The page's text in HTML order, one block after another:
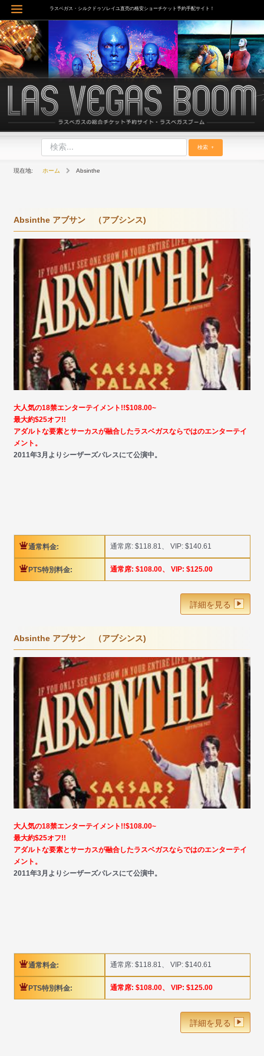
を
ス
キ
ッ
プ
Main
Menu
ラスベガス・シルクドゥソレイユ直売の格安ショーチケット予約手配サイト！
検索
ホーム Absinthe
Absinthe アブサン （アブシンス)
大人気の18禁エンターテイメント!!$108.00~
最大約$25オフ!!
アダルトな要素とサーカスが融合したラスベガスならではのエンターテイ
メント。
2011年3月よりシーザーズパレスにて公演中。
通常料金: 通常席: $118.81、 VIP: $140.61
PTS特別料金: 通常席: $108.00、 VIP: $125.00
詳細を見る
Absinthe アブサン （アブシンス)
大人気の18禁エンターテイメント!!$108.00~
最大約$25オフ!!
アダルトな要素とサーカスが融合したラスベガスならではのエンターテイ
メント。
2011年3月よりシーザーズパレスにて公演中。
通常料金: 通常席: $118.81、 VIP: $140.61
PTS特別料金: 通常席: $108.00、 VIP: $125.00
詳細を見る